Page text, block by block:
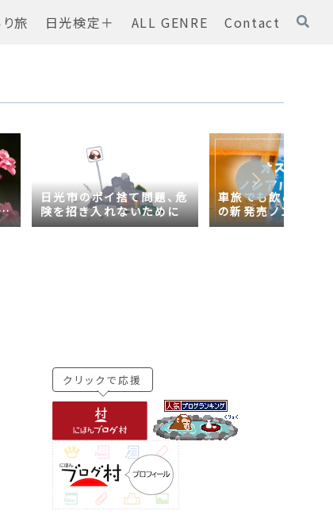
旅 日光検定＋ ALL GENRE Contact
日光市のポイ捨て問題、危
険を招き入れないために
車旅でも飲める！オ
の新発売ノンアルコ
ール【AsahiZERO
クリックで応援